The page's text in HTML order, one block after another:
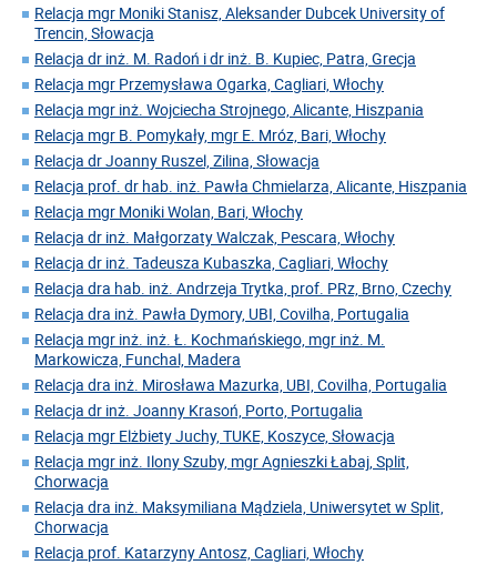
Relacja mgr Moniki Stanisz, Aleksander Dubcek University of
Trencin, Słowacja
Relacja dr inż. M. Radoń i dr inż. B. Kupiec, Patra, Grecja
Relacja mgr Przemysława Ogarka, Cagliari, Włochy
Relacja mgr inż. Wojciecha Strojnego, Alicante, Hiszpania
Relacja mgr B. Pomykały, mgr E. Mróz, Bari, Włochy
Relacja dr Joanny Ruszel, Zilina, Słowacja
Relacja prof. dr hab. inż. Pawła Chmielarza, Alicante, Hiszpania
Relacja mgr Moniki Wolan, Bari, Włochy
Relacja dr inż. Małgorzaty Walczak, Pescara, Włochy
Relacja dr inż. Tadeusza Kubaszka, Cagliari, Włochy
Relacja dra hab. inż. Andrzeja Trytka, prof. PRz, Brno, Czechy
Relacja dra inż. Pawła Dymory, UBI, Covilha, Portugalia
Relacja mgr inż. inż. Ł. Kochmańskiego, mgr inż. M.
Markowicza, Funchal, Madera
Relacja dra inż. Mirosława Mazurka, UBI, Covilha, Portugalia
Relacja dr inż. Joanny Krasoń, Porto, Portugalia
Relacja mgr Elżbiety Juchy, TUKE, Koszyce, Słowacja
Relacja mgr inż. Ilony Szuby, mgr Agnieszki Łabaj, Split,
Chorwacja
Relacja dra inż. Maksymiliana Mądziela, Uniwersytet w Split,
Chorwacja
Relacja prof. Katarzyny Antosz, Cagliari, Włochy